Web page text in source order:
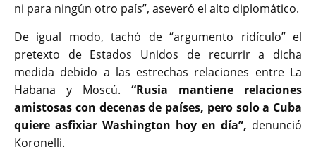
ni para ningún otro país”, aseveró el alto diplomático.
De igual modo, tachó de “argumento ridículo” el
pretexto de Estados Unidos de recurrir a dicha
medida debido a las estrechas relaciones entre La
Habana y Moscú. “Rusia mantiene relaciones
amistosas con decenas de países, pero solo a Cuba
quiere asfixiar Washington hoy en día”, denunció
Koronelli.